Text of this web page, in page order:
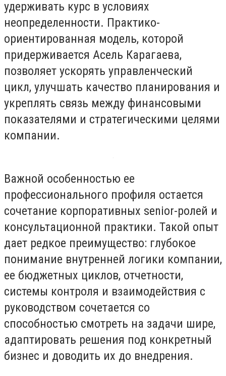
удерживать курс в условиях
неопределенности. Практико-
ориентированная модель, которой
придерживается Асель Карагаева,
позволяет ускорять управленческий
цикл, улучшать качество планирования и
укреплять связь между финансовыми
показателями и стратегическими целями
компании.
Важной особенностью ее
профессионального профиля остается
сочетание корпоративных senior-ролей и
консультационной практики. Такой опыт
дает редкое преимущество: глубокое
понимание внутренней логики компании,
ее бюджетных циклов, отчетности,
системы контроля и взаимодействия с
руководством сочетается со
способностью смотреть на задачи шире,
адаптировать решения под конкретный
бизнес и доводить их до внедрения.